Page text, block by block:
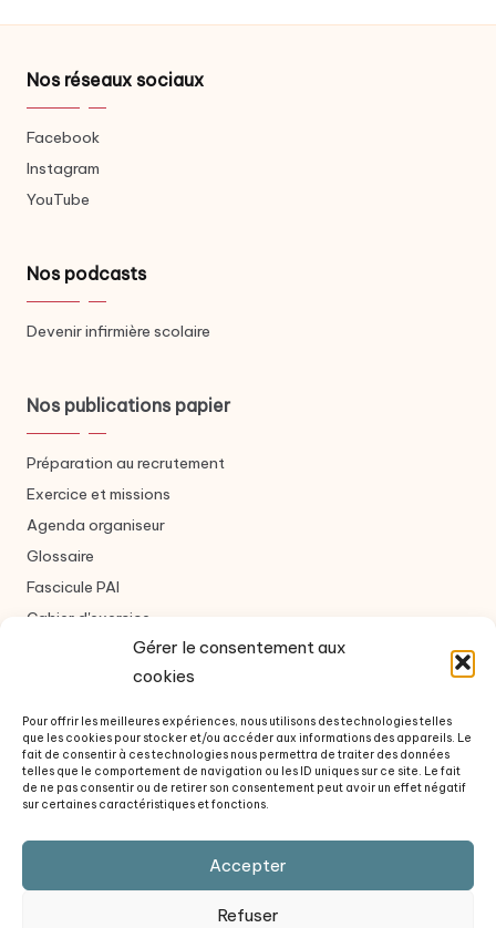
Gérer le consentement aux
cookies
Pour offrir les meilleures expériences, nous utilisons des technologies telles
que les cookies pour stocker et/ou accéder aux informations des appareils. Le
fait de consentir à ces technologies nous permettra de traiter des données
telles que le comportement de navigation ou les ID uniques sur ce site. Le fait
de ne pas consentir ou de retirer son consentement peut avoir un effet négatif
sur certaines caractéristiques et fonctions.
Accepter
Refuser
Nos réseaux sociaux
Facebook
Instagram
YouTube
Nos podcasts
Devenir infirmière scolaire
Nos publications papier
Préparation au recrutement
Exercice et missions
Agenda organiseur
Glossaire
Fascicule PAI
Cahier d'exercice
Formulaire de contact
À propos des auteurs
Questions fréquentes
Revue de presse
Politique de confidentialité